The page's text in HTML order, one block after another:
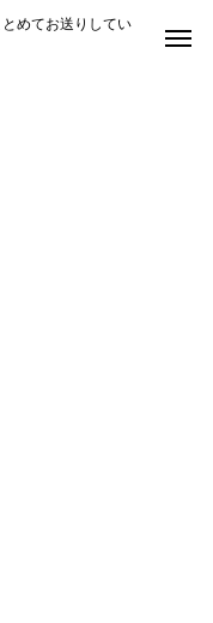
めてお送りしてい